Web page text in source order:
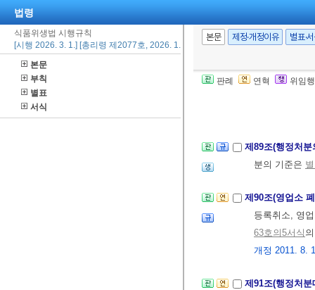
법령
식품위생법 시행규칙
[시행 2026. 3. 1.] [총리령 제2077호, 2026. 1. 2., 일부개정]
본문
부칙
별표
서식
본문 제정·개정이유 별표·
판례 연혁 위임
8. 18.>
2. 공표매체
3. 공표횟수
제89조(행정처
분의 기준은
제90조(영업소
등록취소, 영
63호의5서식
개정 2011. 8.
제91조(행정처